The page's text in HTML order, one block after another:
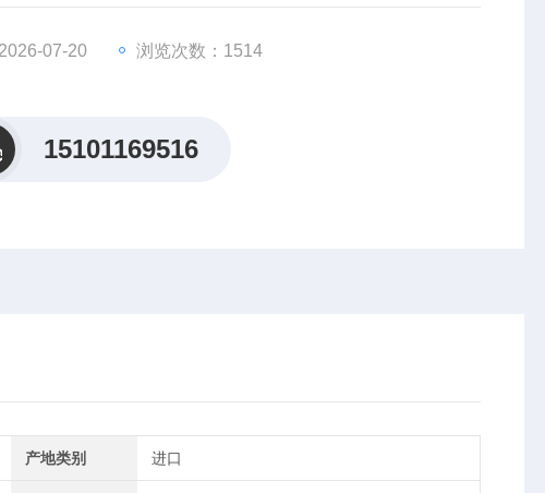
07-20 浏览次数：1514
15101169516
产地类别 进口